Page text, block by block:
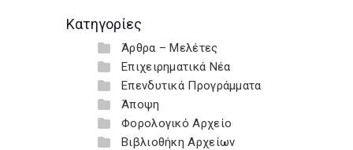
Κατηγορίες
Άρθρα – Μελέτες
Επιχειρηματικά Νέα
Επενδυτικά Προγράμματα
Άποψη
Φορολογικό Αρχείο
Βιβλιοθήκη Αρχείων